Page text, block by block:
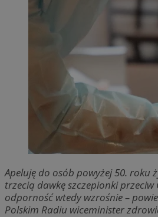
Apeluję do osób powyżej 50. roku
trzecią dawkę szczepionki przeciw
odporność wtedy wzrośnie –
Polskim Radiu wiceminister